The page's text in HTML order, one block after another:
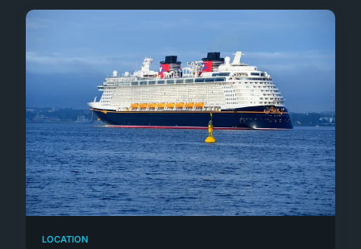
LOCATION